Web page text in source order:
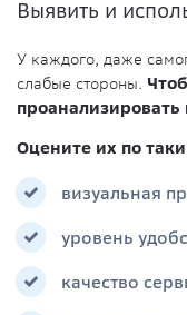
Выявить и
У каждого, даже
слабые стороны.
Оцените их по
визуальная
уровень
качество